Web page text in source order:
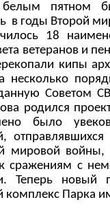
пятном
в годы Второй
18
ветеранов и
кипы
несколько
Советом
родился
было
мировой войны,
сражениям с
Теперь новый
Парка